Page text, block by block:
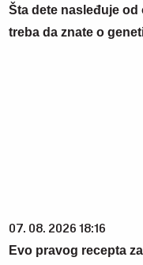
Šta dete nasleđuje od
treba da znate o
07. 08. 2026 18:16
Evo pravog recepta